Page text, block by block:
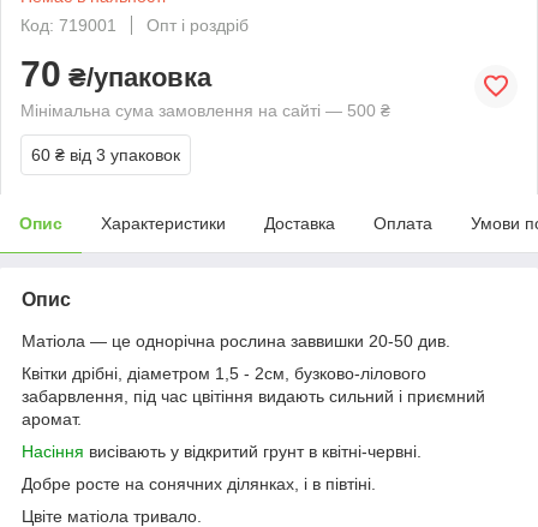
Код: 719001
Опт і роздріб
70 ₴/упаковка
Мінімальна сума замовлення на сайті — 500 ₴
60 ₴ від 3 упаковок
Опис Характеристики Доставка Оплата Умови
Опис
Матіола ― це однорічна рослина заввишки 20-50 див.
Квітки дрібні, діаметром 1,5 - 2см, бузково-лілового
забарвлення, під час цвітіння видають сильний і приємний
аромат.
Насіння висівають у відкритий грунт в квітні-червні.
Добре росте на сонячних ділянках, і в півтіні.
Цвіте матіола тривало.